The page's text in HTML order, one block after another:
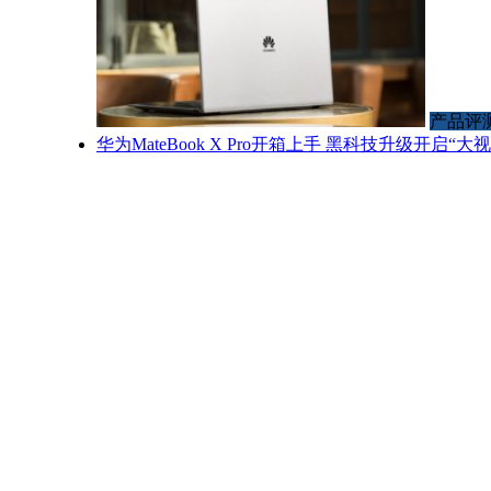
产品评
华为MateBook X Pro开箱上手 黑科技升级开启“大